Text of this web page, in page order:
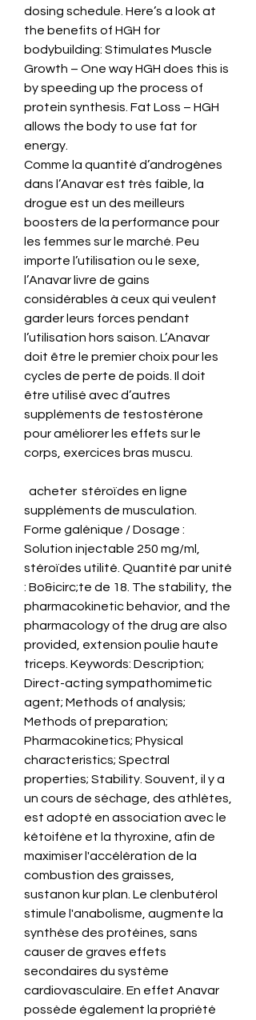
dosing schedule. Here’s a look at
the benefits of HGH for
bodybuilding: Stimulates Muscle
Growth – One way HGH does this is
by speeding up the process of
protein synthesis. Fat Loss – HGH
allows the body to use fat for
energy.
Comme la quantité d’androgènes
dans l’Anavar est très faible, la
drogue est un des meilleurs
boosters de la performance pour
les femmes sur le marché. Peu
importe l’utilisation ou le sexe,
l’Anavar livre de gains
considérables à ceux qui veulent
garder leurs forces pendant
l’utilisation hors saison. L’Anavar
doit être le premier choix pour les
cycles de perte de poids. Il doit
être utilisé avec d’autres
suppléments de testostérone
pour améliorer les effets sur le
corps, exercices bras muscu.
suppléments de musculation.
Forme galénique / Dosage :
Solution injectable 250 mg/ml,
stéroïdes utilité. Quantité par unité
: Bo&icirc;te de 18. The stability, the
pharmacokinetic behavior, and the
pharmacology of the drug are also
provided, extension poulie haute
triceps. Keywords: Description;
Direct-acting sympathomimetic
agent; Methods of analysis;
Methods of preparation;
Pharmacokinetics; Physical
characteristics; Spectral
properties; Stability. Souvent, il y a
un cours de séchage, des athlètes,
est adopté en association avec le
kétoifène et la thyroxine, afin de
maximiser l'accélération de la
combustion des graisses,
sustanon kur plan. Le clenbutérol
stimule l'anabolisme, augmente la
synthèse des protéines, sans
causer de graves effets
secondaires du système
cardiovasculaire. En effet Anavar
possède également la propriété